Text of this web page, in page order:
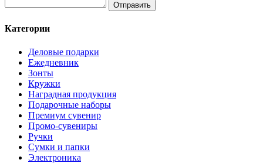
Отправить
Категории
Деловые подарки
Ежедневник
Зонты
Кружки
Наградная продукция
Подарочные наборы
Премиум сувенир
Промо-сувениры
Ручки
Сумки и папки
Электроника